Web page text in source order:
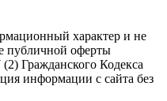
характер и не
публичной оферты
Гражданского Кодекса
информации с сайта без